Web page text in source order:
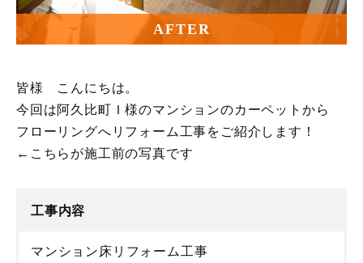
AFTER
皆様 こんにちは。
今回は阿久比町Ｉ様のマンションのカーペットから
フローリングへリフォーム工事をご紹介します！
←こちらが施工前の写真です
工事内容
マンション床リフォーム工事